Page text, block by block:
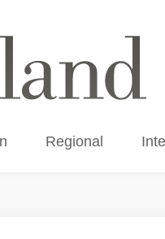
Regional